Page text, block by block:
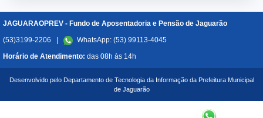
JAGUARAOPREV - Fundo de Aposentadoria e Pensão de Jaguarão
(53)3199-2206 |
WhatsApp: (53) 99113-4045
Horário de Atendimento: das 08h às 14h
Desenvolvido pelo Departamento de Tecnologia da Informação da Prefeitura Municipal
de Jaguarão